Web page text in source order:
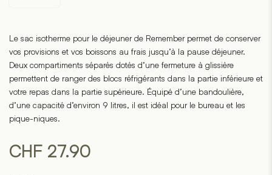
Le sac isotherme pour le déjeuner de Remember permet de conserver
vos provisions et vos boissons au frais jusqu’à la pause déjeuner.
Deux compartiments séparés dotés d’une fermeture à glissière
permettent de ranger des blocs réfrigérants dans la partie inférieure et
votre repas dans la partie supérieure. Équipé d’une bandoulière,
d’une capacité d’environ 9 litres, il est idéal pour le bureau et les
pique-niques.
CHF 27.90